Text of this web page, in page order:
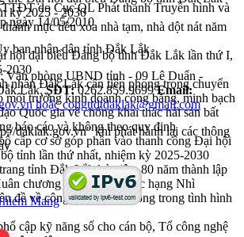
kỳ 2025 - 2030
mục tiêu xóa nhà tạm, nhà dột nát năm
hội đại biểu Đảng bộ tỉnh Đắk Lắk lần thứ I,
2030
nhân Đắk Lắk cần tiên phong trong chuyển
môi trường kinh doanh công bằng, minh bạch
Quốc gia về chống khai thác hải sản bất
báo cáo và không theo quy định
cấp cơ sở góp phần vào thanh công Đại hội
tỉnh lần thứ nhất, nhiệm kỳ 2025-2030
tỉnh Đắk Lắk kỷ niệm 80 năm thành lập
chương Bảo vệ Tổ quốc hạng Nhì
đề về công tác khuyến nông trong tình hình
cập kỹ năng số cho cán bộ, Tổ công nghệ
do Cục QL Phát thanh Truyền hình và
ngày 14/05/2010
ban nhân dân tỉnh Đắk Lắk
Văn phòng UBND tỉnh - 09 Lê Duẩn -
Lắk.SĐT:0262.859.9699Email:
hoặc congttdtdaklak@gmail.com
daklak.gov.vn" khi phát hành lại các thông